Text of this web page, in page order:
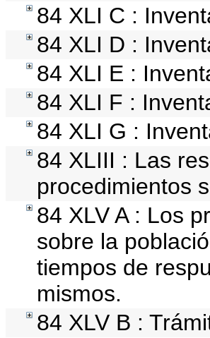
84 XLI C :
84 XLI D :
84 XLI E :
84 XLI F :
84 XLI G :
84 XLIII : Las
procedimientos
84 XLV A : Los
sobre la
tiempos de
mismos.
84 XLV B :